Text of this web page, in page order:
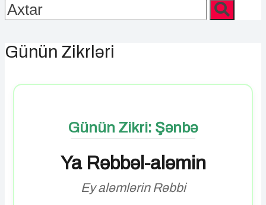
Günün Zikrləri
Günün Zikri: Şənbə
Ya Rəbbəl-aləmin
Ey aləmlərin Rəbbi